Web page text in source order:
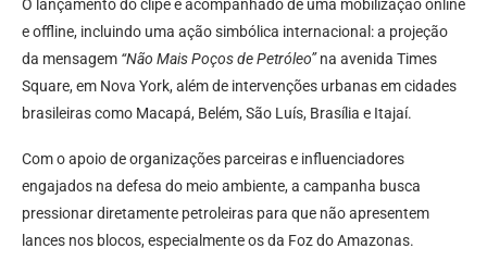
O lançamento do clipe é acompanhado de uma mobilização online
e offline, incluindo uma ação simbólica internacional: a projeção
da mensagem “Não Mais Poços de Petróleo”na avenida Times
Square, em Nova York, além de intervenções urbanas em cidades
brasileiras como Macapá, Belém, São Luís, Brasília e Itajaí.
Com o apoio de organizações parceiras e influenciadores
engajados na defesa do meio ambiente, a campanha busca
pressionar diretamente petroleiras para que não apresentem
lances nos blocos, especialmente os da Foz do Amazonas.